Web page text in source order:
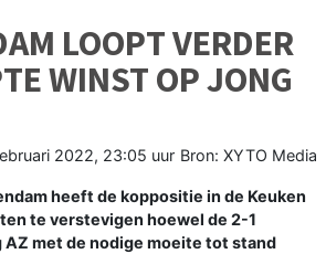
LOOPT VERDER
WINST OP JONG
2022, 23:05 uur Bron: XYTO Media
heeft de koppositie in de Keuken
te verstevigen hoewel de 2-1
met de nodige moeite tot stand